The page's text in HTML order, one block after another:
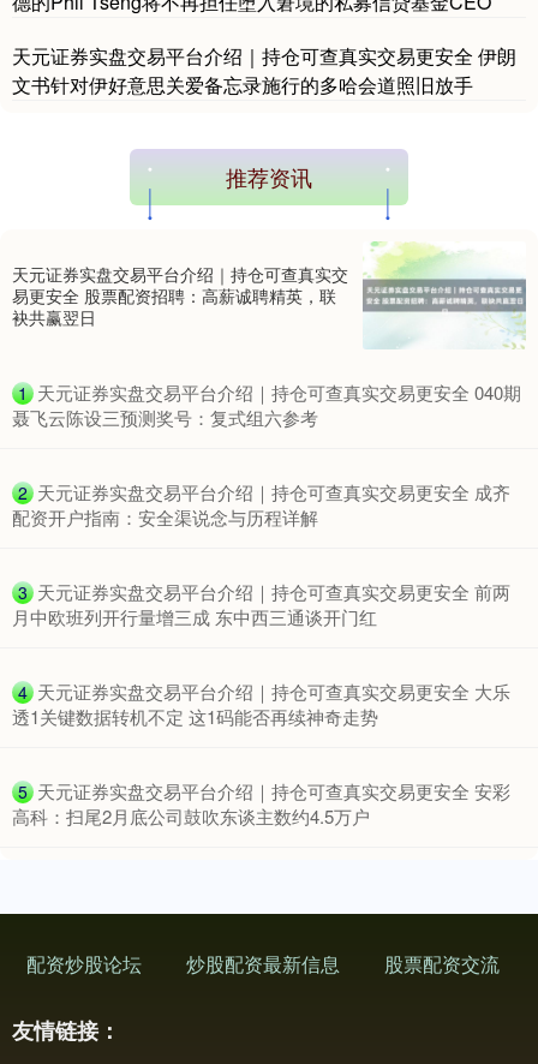
天元证券实盘交易平台介绍｜持仓可查真实交易更安全 伊朗
文书针对伊好意思关爱备忘录施行的多哈会道照旧放手
推荐资讯
天元证券实盘交易平台介绍｜持仓可查真实交
易更安全 股票配资招聘：高薪诚聘精英，联
袂共赢翌日
1 ​天元证券实盘交易平台介绍｜持仓可查真实交易更安全 040期
聂飞云陈设三预测奖号：复式组六参考
2 ​天元证券实盘交易平台介绍｜持仓可查真实交易更安全 成齐
配资开户指南：安全渠说念与历程详解
3 ​天元证券实盘交易平台介绍｜持仓可查真实交易更安全 前两
月中欧班列开行量增三成 东中西三通谈开门红
4 ​天元证券实盘交易平台介绍｜持仓可查真实交易更安全 大乐
透1关键数据转机不定 这1码能否再续神奇走势
5 ​天元证券实盘交易平台介绍｜持仓可查真实交易更安全 安彩
高科：扫尾2月底公司鼓吹东谈主数约4.5万户
配资炒股论坛 炒股配资最新信息 股票配资交流
友情链接：